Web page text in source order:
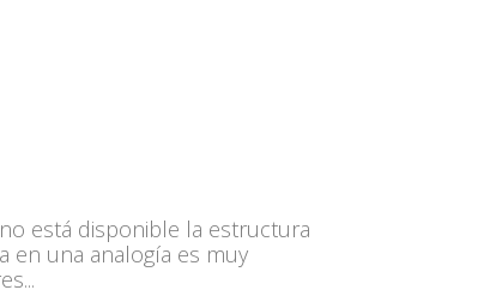
está disponible la estructura
en una analogía es muy